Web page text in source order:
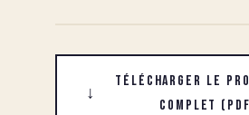
↓
Télécharger le
complet